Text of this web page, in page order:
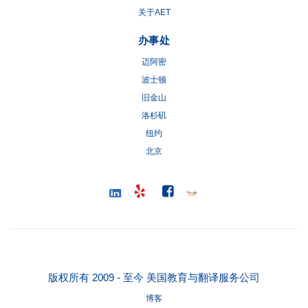
关于AET
办事处
迈阿密
波士顿
旧金山
洛杉矶
纽约
北京
版权所有 2009 - 至今 美国教育与翻译服务公司
博客